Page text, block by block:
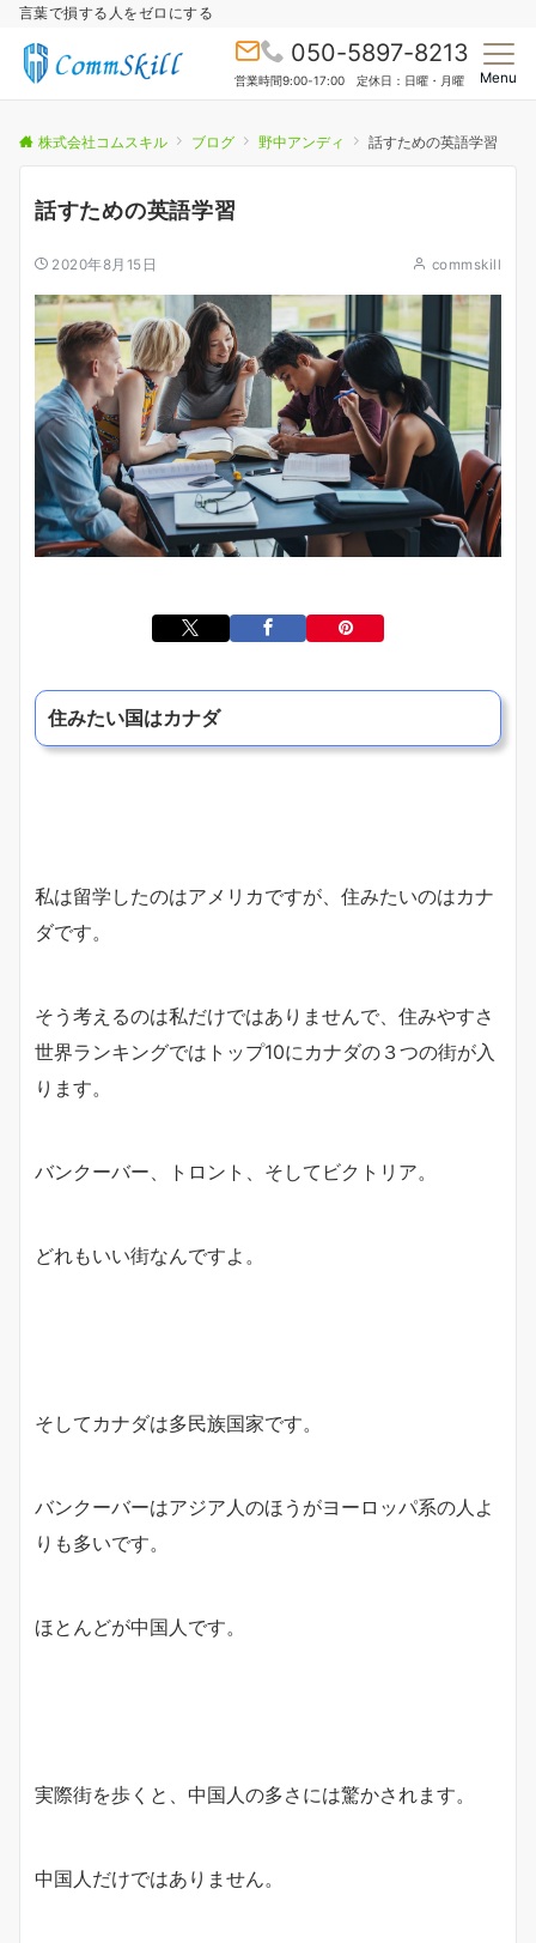
言葉で損する人をゼロにする
050-5897-8213
営業時間9:00-17:00 定休日：日曜・月曜 Menu
株式会社コムスキル ブログ 野中アンディ 話すための英語学習
話すための英語学習
2020年8月15日 commskill
住みたい国はカナダ
私は留学したのはアメリカですが、住みたいのはカナ
ダです。
そう考えるのは私だけではありませんで、住みやすさ
世界ランキングではトップ10にカナダの３つの街が入
ります。
バンクーバー、トロント、そしてビクトリア。
どれもいい街なんですよ。
そしてカナダは多民族国家です。
バンクーバーはアジア人のほうがヨーロッパ系の人よ
りも多いです。
ほとんどが中国人です。
実際街を歩くと、中国人の多さには驚かされます。
中国人だけではありません。